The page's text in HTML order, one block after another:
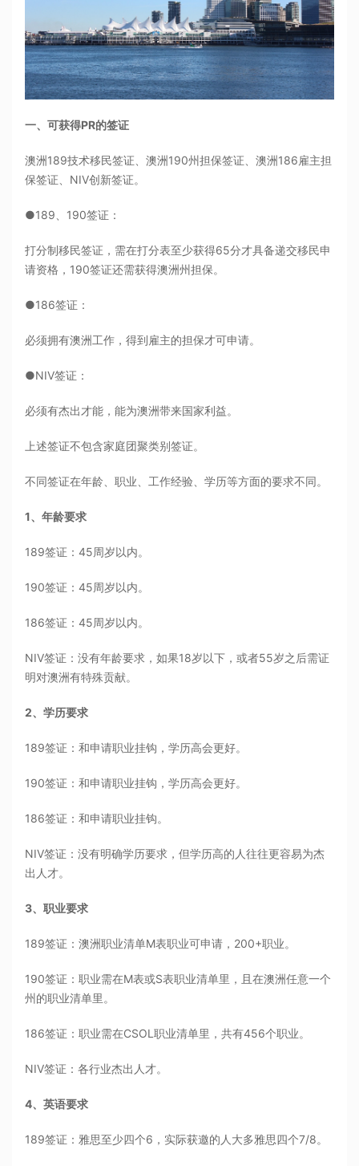
一、可获得PR的签证
澳洲189技术移民签证、澳洲190州担保签证、澳洲186雇主担
保签证、NIV创新签证。
●189、190签证：
打分制移民签证，需在打分表至少获得65分才具备递交移民申
请资格，190签证还需获得澳洲州担保。
●186签证：
必须拥有澳洲工作，得到雇主的担保才可申请。
●NIV签证：
必须有杰出才能，能为澳洲带来国家利益。
上述签证不包含家庭团聚类别签证。
不同签证在年龄、职业、工作经验、学历等方面的要求不同。
1、年龄要求
189签证：45周岁以内。
190签证：45周岁以内。
186签证：45周岁以内。
NIV签证：没有年龄要求，如果18岁以下，或者55岁之后需证
明对澳洲有特殊贡献。
2、学历要求
189签证：和申请职业挂钩，学历高会更好。
190签证：和申请职业挂钩，学历高会更好。
186签证：和申请职业挂钩。
NIV签证：没有明确学历要求，但学历高的人往往更容易为杰
出人才。
3、职业要求
189签证：澳洲职业清单M表职业可申请，200+职业。
190签证：职业需在M表或S表职业清单里，且在澳洲任意一个
州的职业清单里。
186签证：职业需在CSOL职业清单里，共有456个职业。
NIV签证：各行业杰出人才。
4、英语要求
189签证：雅思至少四个6，实际获邀的人大多雅思四个7/8。